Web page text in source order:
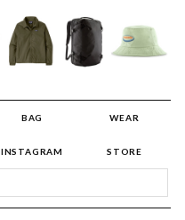
BAG WEAR
INSTAGRAM STORE